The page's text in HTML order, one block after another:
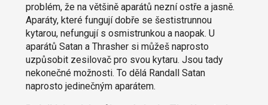
problém, že na většině aparátů nezní ostře a jasně.
Aparáty, které fungují dobře se šestistrunnou
kytarou, nefungují s osmistrunkou a naopak. U
aparátů Satan a Thrasher si můžeš naprosto
uzpůsobit zesilovač pro svou kytaru. Jsou tady
nekonečné možnosti. To dělá Randall Satan
naprosto jedinečným aparátem.